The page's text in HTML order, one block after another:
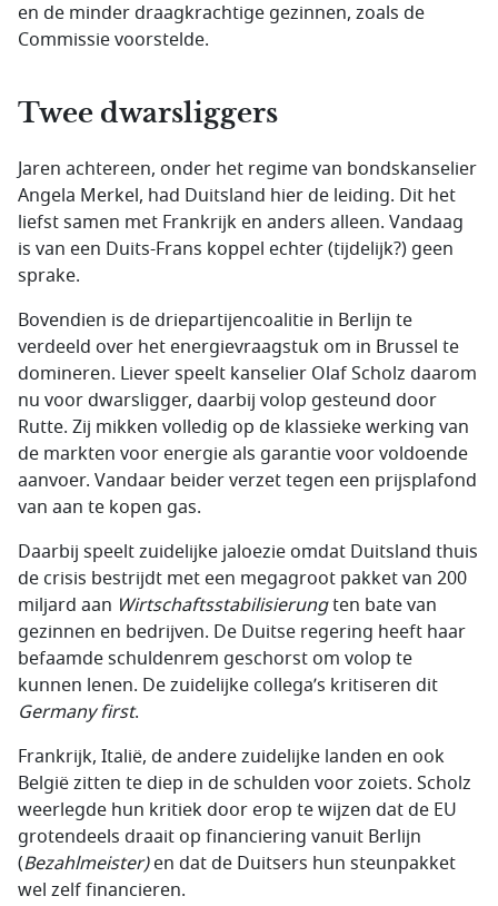
en de minder draagkrachtige gezinnen, zoals de
Commissie voorstelde.
Twee dwarsliggers
Jaren achtereen, onder het regime van bondskanselier
Angela Merkel, had Duitsland hier de leiding. Dit het
liefst samen met Frankrijk en anders alleen. Vandaag
is van een Duits-Frans koppel echter (tijdelijk?) geen
sprake.
Bovendien is de driepartijencoalitie in Berlijn te
verdeeld over het energievraagstuk om in Brussel te
domineren. Liever speelt kanselier Olaf Scholz daarom
nu voor dwarsligger, daarbij volop gesteund door
Rutte. Zij mikken volledig op de klassieke werking van
de markten voor energie als garantie voor voldoende
aanvoer. Vandaar beider verzet tegen een prijsplafond
van aan te kopen gas.
Daarbij speelt zuidelijke jaloezie omdat Duitsland thuis
de crisis bestrijdt met een megagroot pakket van 200
miljard aan Wirtschaftsstabilisierungten bate van
gezinnen en bedrijven. De Duitse regering heeft haar
befaamde schuldenrem geschorst om volop te
kunnen lenen. De zuidelijke collega’s kritiseren dit
Germany first.
Frankrijk, Italië, de andere zuidelijke landen en ook
België zitten te diep in de schulden voor zoiets. Scholz
weerlegde hun kritiek door erop te wijzen dat de EU
grotendeels draait op financiering vanuit Berlijn
(Bezahlmeister)en dat de Duitsers hun steunpakket
wel zelf financieren.